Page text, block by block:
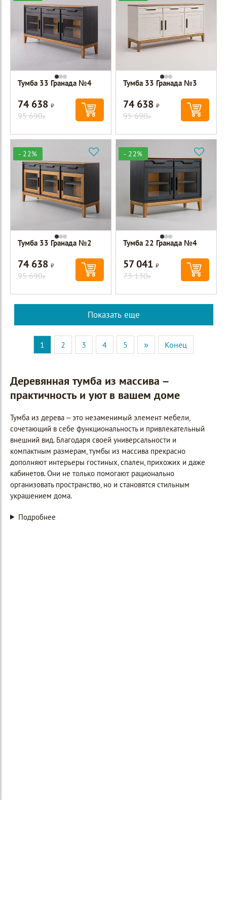
Тумба 33 Гранада №4
74 638Р
95 690Р
Тумба 33 Гранада №3
74 638Р
95 690Р
- 22%
Тумба 33 Гранада №2
74 638Р
95 690Р
- 22%
Тумба 22 Гранада №4
57 041Р
73 130Р
Показать еще
1 2 3 4 5 » Конец
Деревянная тумба из массива –
практичность и уют в вашем доме
Тумба из дерева – это незаменимый элемент мебели,
сочетающий в себе функциональность и привлекательный
внешний вид. Благодаря своей универсальности и
компактным размерам, тумбы из массива прекрасно
дополняют интерьеры гостиных, спален, прихожих и даже
кабинетов. Они не только помогают рационально
организовать пространство, но и становятся стильным
украшением дома.
Подробнее